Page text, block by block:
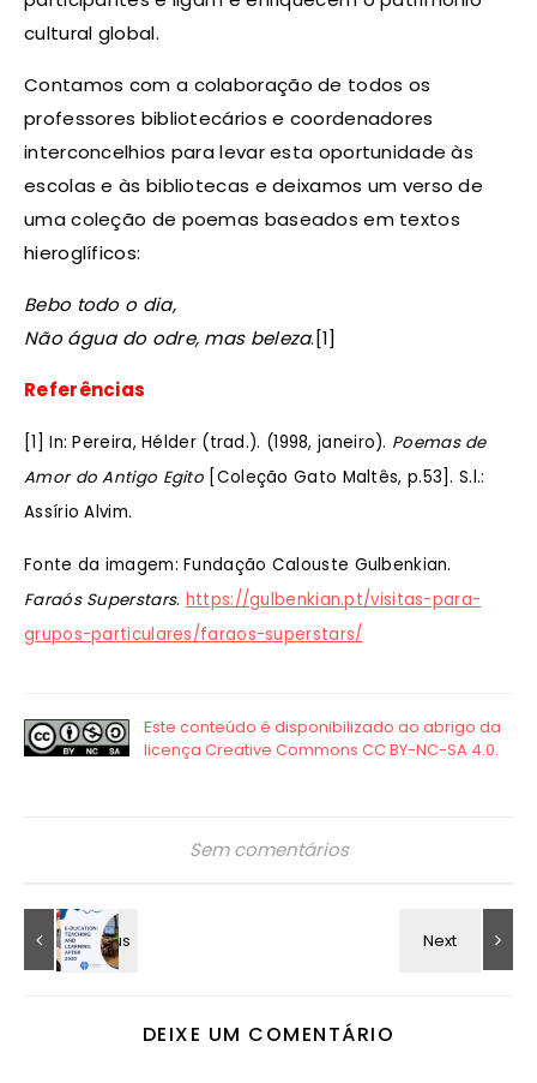
cultural global.
Contamos com a colaboração de todos os
professores bibliotecários e coordenadores
interconcelhios para levar esta oportunidade às
escolas e às bibliotecas e deixamos um verso de
uma coleção de poemas baseados em textos
hieroglíficos:
Bebo todo o dia,
Não água do odre, mas beleza.[1]
Referências
[1] In: Pereira, Hélder (trad.). (1998, janeiro). Poemas de
Amor do Antigo Egito [Coleção Gato Maltês, p.53]. S.l.:
Assírio Alvim.
Fonte da imagem: Fundação Calouste Gulbenkian.
Faraós Superstars. https://gulbenkian.pt/visitas-para-
grupos-particulares/faraos-superstars/
Sem comentários
DEIXE UM COMENTÁRIO